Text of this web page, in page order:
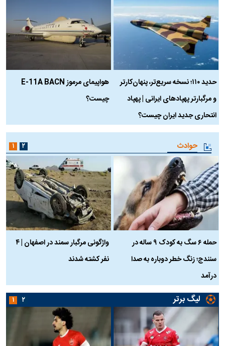
حدید ۱۱۰؛ نسخه سریع‌تر، پنهان‌کارتر
و مرگبارتر پهپادهای ایرانی | پهپاد
انتحاری جدید ایران چیست؟
هواپیمای مرموز E-11A BACN
چیست؟
حوادث
حمله ۶ سگ به کودک ۹ ساله در
سنندج؛ زنگ خطر دوباره به صدا
درآمد
واژگونی مرگبار سمند در اصفهان | ۴
نفر کشته شدند
۱ ۲
لیگ برتر ۱ ۲